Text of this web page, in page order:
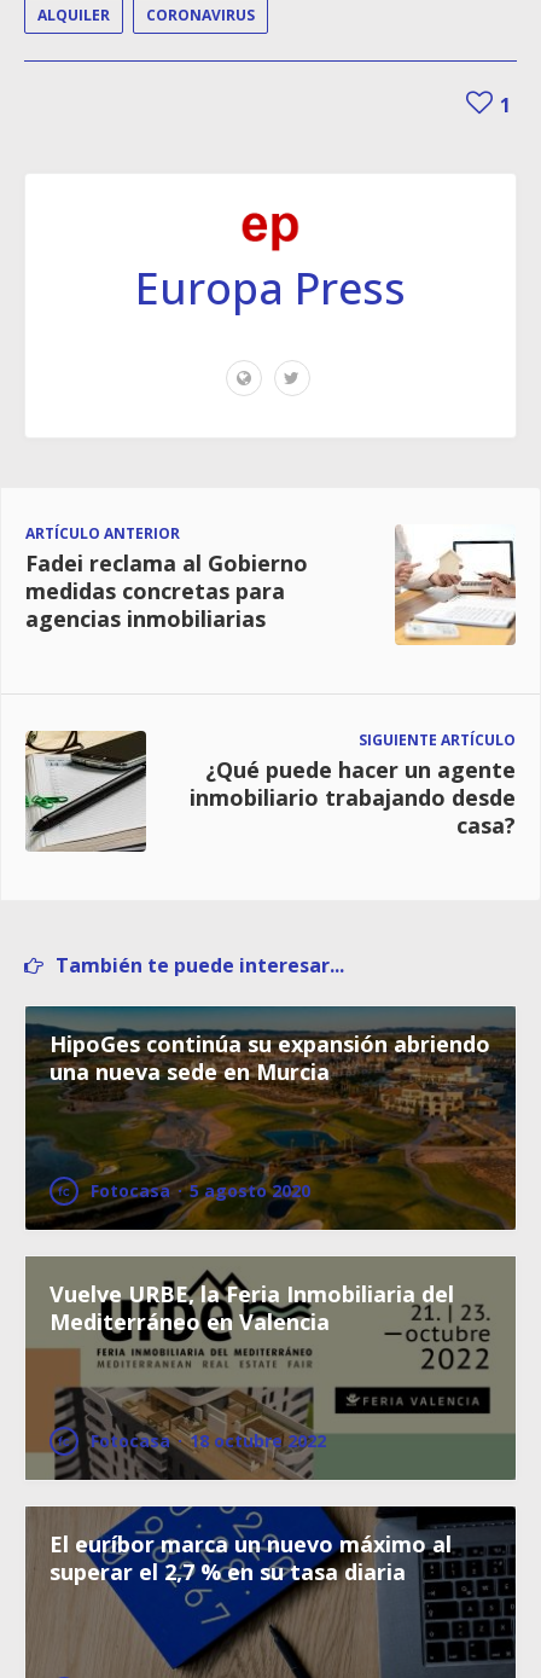
ALQUILER CORONAVIRUS
1
Europa Press
ARTÍCULO ANTERIOR
Fadei reclama al Gobierno
medidas concretas para
agencias inmobiliarias
SIGUIENTE ARTÍCULO
¿Qué puede hacer un agente
inmobiliario trabajando desde
casa?
También te puede interesar...
HipoGes continúa su expansión abriendo
una nueva sede en Murcia
Fotocasa · 5 agosto 2020
Vuelve URBE, la Feria Inmobiliaria del
Mediterráneo en Valencia
Fotocasa · 18 octubre 2022
El euríbor marca un nuevo máximo al
superar el 2,7 % en su tasa diaria